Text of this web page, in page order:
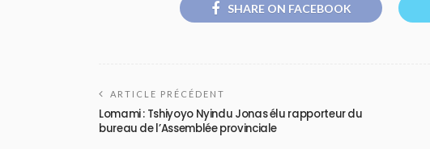
SHARE ON FACEBOOK
ARTICLE PRÉCÉDENT
Lomami : Tshiyoyo Nyindu Jonas élu rapporteur du
bureau de l’Assemblée provinciale